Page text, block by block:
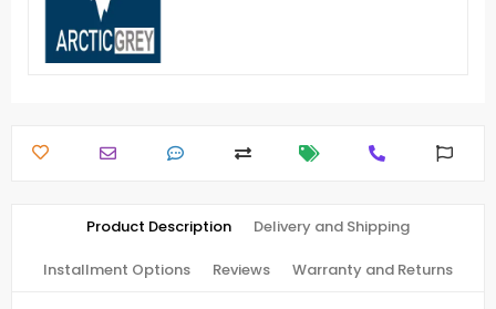
Product Description Delivery and Shipping
Installment Options Reviews Warranty and Returns